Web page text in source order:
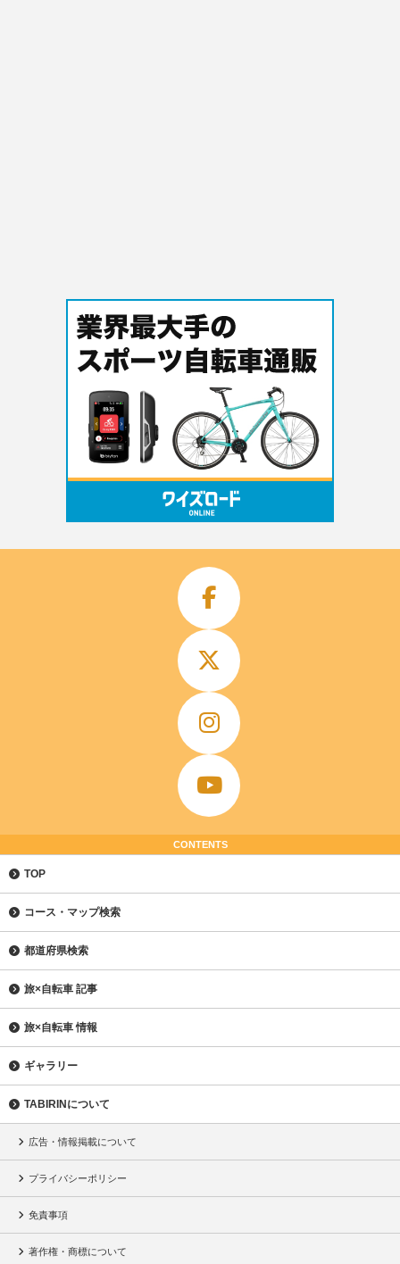
CONTENTS
TOP
コース・マップ検索
都道府県検索
旅×自転車 記事
旅×自転車 情報
ギャラリー
TABIRINについて
広告・情報掲載について
プライバシーポリシー
免責事項
著作権・商標について